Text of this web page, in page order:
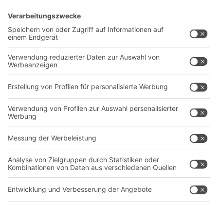
Lösungen
Behältersysteme
Regalsysteme
Transportsysteme
Unternehmen
Standorte weltweit
Produktionsstandorte
Follow us
BIT O